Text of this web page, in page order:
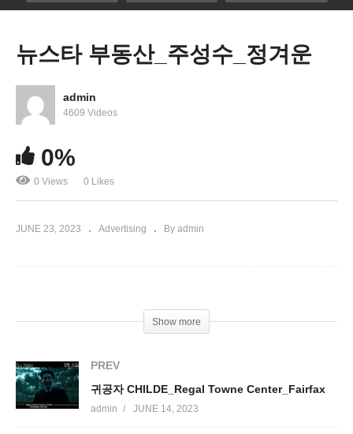
뉴스타 부동산_주성수_정겨운
admin
4609 Videos
0%
0 Views 0 Likes
JUNE 23, 2023 Advertising By admin
Show more
PREV
귀공자 CHILDE_Regal Towne Center_Fairfax
admin JUNE 14, 2023